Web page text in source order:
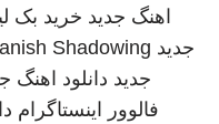
اهنگ جدید خرید بک
جدید Shadowing
جدید دانلود اهنگ
فالوور اینستاگرام